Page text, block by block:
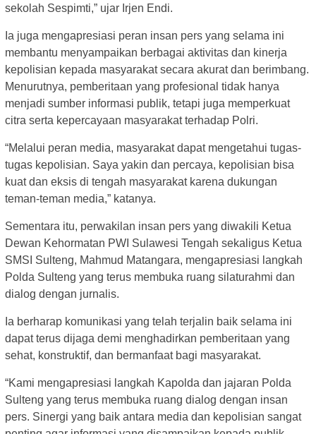
sekolah Sespimti,” ujar Irjen Endi.
Ia juga mengapresiasi peran insan pers yang selama ini
membantu menyampaikan berbagai aktivitas dan kinerja
kepolisian kepada masyarakat secara akurat dan berimbang.
Menurutnya, pemberitaan yang profesional tidak hanya
menjadi sumber informasi publik, tetapi juga memperkuat
citra serta kepercayaan masyarakat terhadap Polri.
“Melalui peran media, masyarakat dapat mengetahui tugas-
tugas kepolisian. Saya yakin dan percaya, kepolisian bisa
kuat dan eksis di tengah masyarakat karena dukungan
teman-teman media,” katanya.
Sementara itu, perwakilan insan pers yang diwakili Ketua
Dewan Kehormatan PWI Sulawesi Tengah sekaligus Ketua
SMSI Sulteng, Mahmud Matangara, mengapresiasi langkah
Polda Sulteng yang terus membuka ruang silaturahmi dan
dialog dengan jurnalis.
Ia berharap komunikasi yang telah terjalin baik selama ini
dapat terus dijaga demi menghadirkan pemberitaan yang
sehat, konstruktif, dan bermanfaat bagi masyarakat.
“Kami mengapresiasi langkah Kapolda dan jajaran Polda
Sulteng yang terus membuka ruang dialog dengan insan
pers. Sinergi yang baik antara media dan kepolisian sangat